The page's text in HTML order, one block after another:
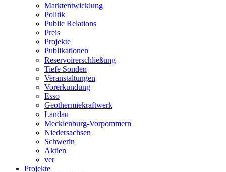
Marktentwicklung
Politik
Public Relations
Preis
Projekte
Publikationen
Reservoirerschließung
Tiefe Sonden
Veranstaltungen
Vorerkundung
Esso
Geothermiekraftwerk
Landau
Mecklenburg-Vorpommern
Niedersachsen
Schwerin
Aktien
ver
Projekte